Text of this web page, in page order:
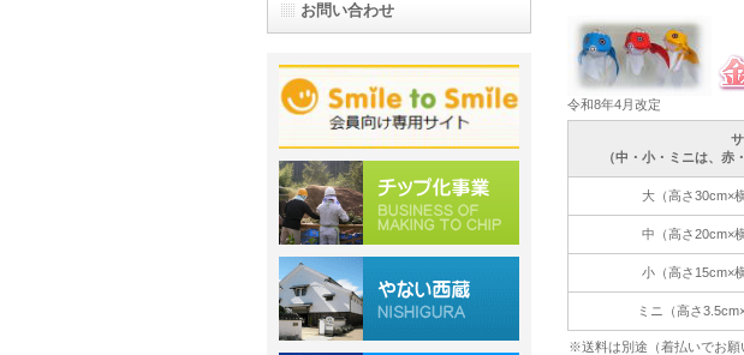
令和8年4月改定
（中・小・ミニは、赤
大（高さ30cm×
中（高さ20cm×
小（高さ15cm×
ミニ（高さ
※送料は別途（着払いでお願
お問い合わせ